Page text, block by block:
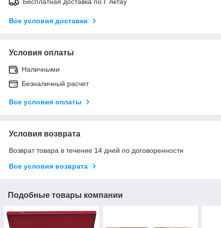
Все условия доставки
Условия оплаты
Наличными
Безналичный расчет
Все условия оплаты
Условия возврата
Возврат товара в течение 14 дней по договоренности
Все условия возврата
Подобные товары компании